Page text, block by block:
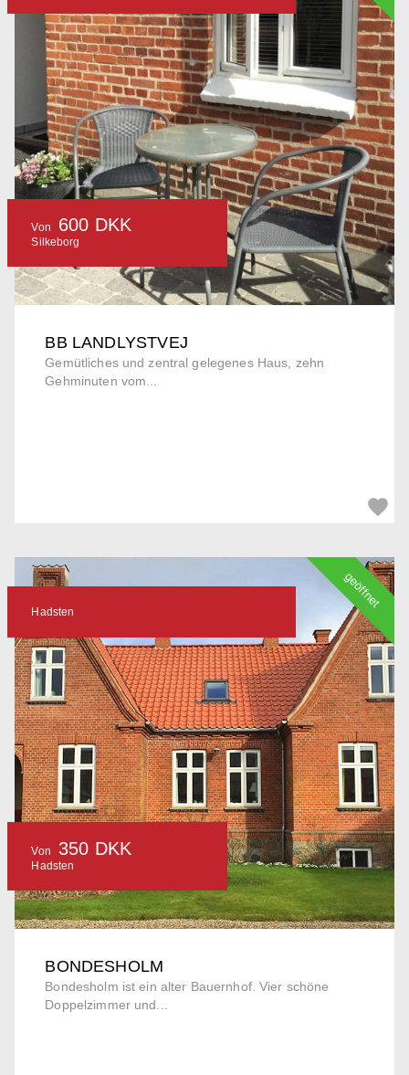
BB LANDLYSTVEJ
Gemütliches und zentral gelegenes Haus, zehn
Gehminuten vom...
Von 600 DKK
Silkeborg
BONDESHOLM
Bondesholm ist ein alter Bauernhof. Vier schöne
Doppelzimmer und...
Hadsten
Von 350 DKK
Hadsten
geöffnet